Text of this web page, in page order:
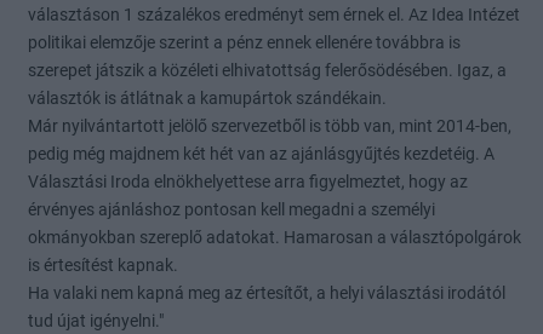
választáson 1 százalékos eredményt sem érnek el. Az Idea Intézet
politikai elemzője szerint a pénz ennek ellenére továbbra is
szerepet játszik a közéleti elhivatottság felerősödésében. Igaz, a
választók is átlátnak a kamupártok szándékain.
Már nyilvántartott jelölő szervezetből is több van, mint 2014-ben,
pedig még majdnem két hét van az ajánlásgyűjtés kezdetéig. A
Választási Iroda elnökhelyettese arra figyelmeztet, hogy az
érvényes ajánláshoz pontosan kell megadni a személyi
okmányokban szereplő adatokat. Hamarosan a választópolgárok
is értesítést kapnak.
Ha valaki nem kapná meg az értesítőt, a helyi választási irodától
tud újat igényelni."